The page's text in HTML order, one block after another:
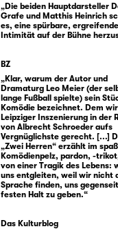
„Die beiden Hauptdarsteller
Grafe und Matthis Heinrich
es, eine spürbare, ergreifende
Intimität auf der Bühne
BZ
„Klar, warum der Autor und
Dramaturg Leo Meier (der
lange Fußball spielte) sein
Komödie bezeichnet. Dem
Leipziger Inszenierung in der
von Albrecht Schroeder aufs
Vergnüglichste gerecht. [...]
„Zwei Herren“ erzählt im
Komödienpelz, pardon, -
von einer Tragik des Lebens:
uns entgleiten, weil wir nicht
Sprache finden, uns
festen Halt zu geben.“
Das Kulturblog